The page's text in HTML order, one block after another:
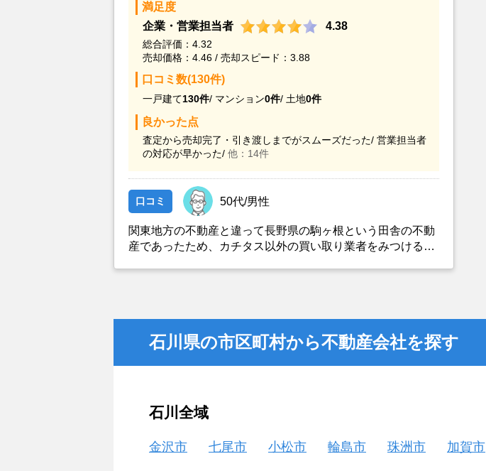
満足度
企業・営業担当者
4.38
総合評価：4.32
売却価格：4.46 / 売却スピード：3.88
口コミ数(130件)
一戸建て130件/ マンション0件/ 土地0件
良かった点
査定から売却完了・引き渡しまでがスムーズだった/ 営業担当者
の対応が早かった/ 他：14件
口コミ 50代/男性
関東地方の不動産と違って長野県の駒ヶ根という田舎の不動
産であったため、カチタス以外の買い取り業者をみつけるこ
石川県の市区町村から不動産会社を探す
石川全域
金沢市 七尾市 小松市 輪島市 珠洲市 加賀市